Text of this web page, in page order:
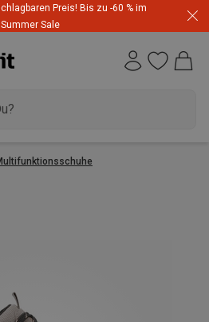
Preis! Bis zu -60 % im
Summer Sale